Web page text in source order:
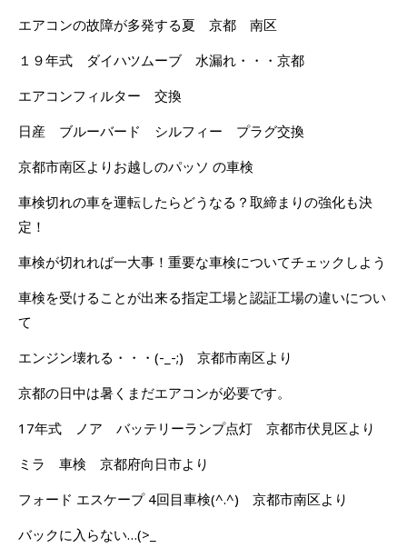
エアコンの故障が多発する夏 京都 南区
１９年式 ダイハツムーブ 水漏れ・・・京都
エアコンフィルター 交換
日産 ブルーバード シルフィー プラグ交換
京都市南区よりお越しのパッソ の車検
車検切れの車を運転したらどうなる？取締まりの強化も決
定！
車検が切れれば一大事！重要な車検についてチェックしよう
車検を受けることが出来る指定工場と認証工場の違いについ
て
エンジン壊れる・・・(-_-;) 京都市南区より
京都の日中は暑くまだエアコンが必要です。
17年式 ノア バッテリーランプ点灯 京都市伏見区より
ミラ 車検 京都府向日市より
フォード エスケープ 4回目車検(^.^) 京都市南区より
バックに入らない…(>_